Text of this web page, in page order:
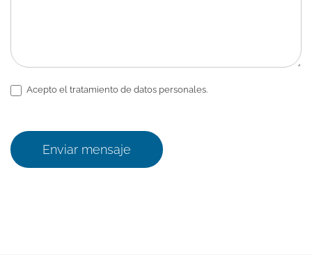
Acepto el tratamiento de datos personales.
Enviar mensaje